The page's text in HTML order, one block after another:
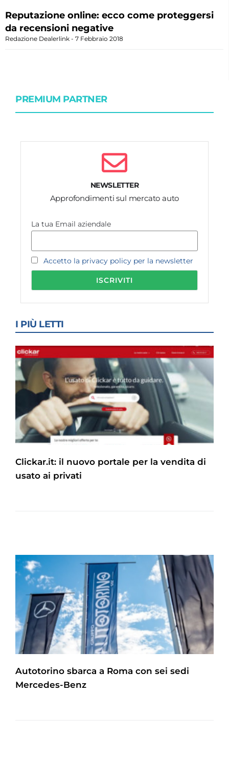
Reputazione online: ecco come proteggersi
da recensioni negative
Redazione Dealerlink 7 Febbraio 2018
PREMIUM PARTNER
NEWSLETTER
Approfondimenti sul mercato auto
La tua Email aziendale
Accetto la privacy policy per la newsletter
I PIÙ LETTI
Clickar.it: il nuovo portale per la vendita di
usato ai privati
Autotorino sbarca a Roma con sei sedi
Mercedes-Benz